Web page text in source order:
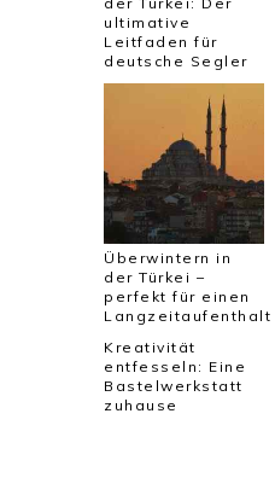
ultimative
Leitfaden für
deutsche Segler
Überwintern in
der Türkei –
perfekt für einen
Langzeitaufenthalt
Kreativität
entfesseln: Eine
Bastelwerkstatt
zuhause